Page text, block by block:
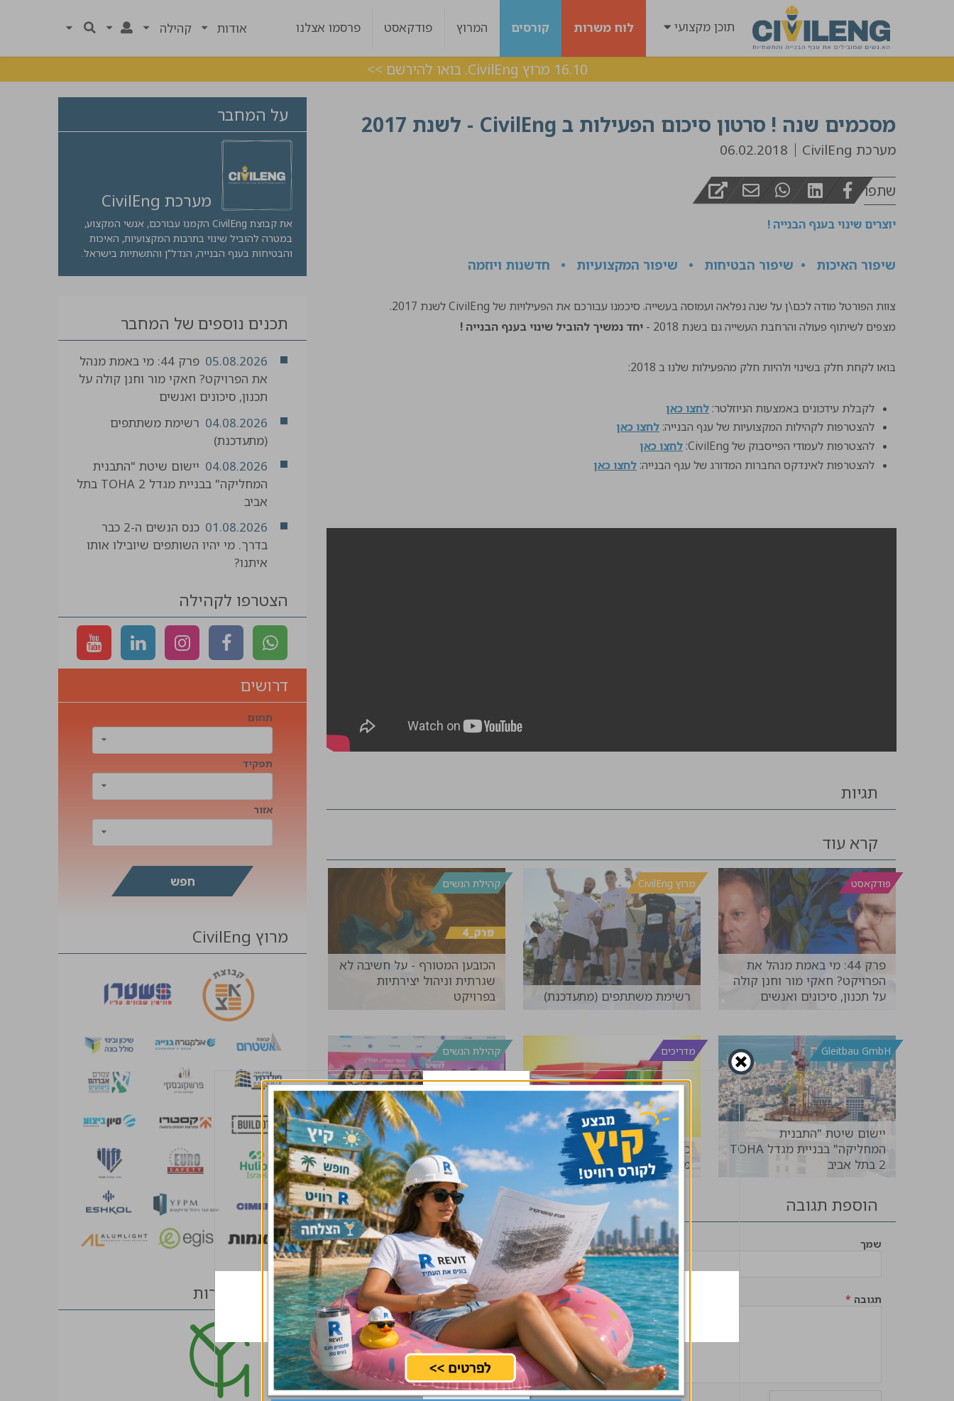
תוכן מקצועי לוח משרות קורסים המרוץ פודקאסט פרסמו אצלנו אודות קהילה
16.10 מרוץ CivilEng. בואו להירשם >>
מסכמים שנה ! סרטון סיכום הפעילות ב CivilEng - לשנת 2017
מערכת CivilEng 06.02.2018
שתפו
יוצרים שינוי בענף הבנייה !
שיפור האיכות • שיפור הבטיחות • שיפור המקצועיות • חדשנות ויוזמה
צוות הפורטל מודה לכם\ן על שנה נפלאה ועמוסה בעשייה. סיכמנו עבורכם את הפעילויות של CivilEng לשנת 2017.
מצפים לשיתוף פעולה והרחבת העשייה גם בשנת 2018 -
יחד נמשיך להוביל שינוי בענף הבנייה !
בואו לקחת חלק בשינוי ולהיות חלק מהפעילות שלנו ב 2018:
לקבלת עידכונים באמצעות הניוזלטר: לחצו כאן
להצטרפות לקהילות המקצועיות של ענף הבנייה: לחצו כאן
להצטרפות לעמודי הפייסבוק של CivilEng:
לחצו כאן
להצטרפות לאינדקס החברות המדורג של ענף הבנייה: לחצו כאן
תגיות
קרא עוד
פודקאסט
פרק 44: מי באמת מנהל את
הפרויקט? חאקי מור וחנן קולה
על תכנון, סיכונים ואנשים
מרוץ CivilEng
רשימת משתתפים (מתעדכנת)
קהילת הנשים
הכובען המטורף - על חשיבה לא
שגרתית וניהול יצירתיות
בפרויקט
Gleitbau GmbH
יישום שיטת "התבנית
המחליקה" בבניית מגדל TOHA
2 בתל אביב
מדריכים
כל מה שצריך לדעת על "תיק
מתקן" ועוד...
להמשך קריאה >>
קהילת הנשים
כנס הנשים ה-2 כבר בדרך. מי
יהיו השותפים שיובילו אותו
איתנו?
להמשך קריאה >>
הוספת תגובה
שמך
תגובה *
על המחבר
מערכת CivilEng
את קבוצת CivilEng הקמנו עבורכם, אנשי המקצוע,
במטרה להוביל שינוי בתרבות המקצועיות, האיכות
והבטיחות בענף הבנייה, הנדל"ן והתשתיות בישראל.
תכנים נוספים של המחבר
05.08.2026
פרק 44: מי באמת מנהל
את הפרויקט? חאקי מור וחנן קולה על
תכנון, סיכונים ואנשים
04.08.2026 רשימת משתתפים
(מתעדכנת)
04.08.2026 יישום שיטת "התבנית
המחליקה" בבניית מגדל TOHA 2 בתל
אביב
01.08.2026
כנס הנשים ה-2 כבר
בדרך. מי יהיו השותפים שיובילו אותו
איתנו?
הצטרפו לקהילה
דרושים
תחום
תפקיד
אזור
מרוץ CivilEng
מתחמי חברות